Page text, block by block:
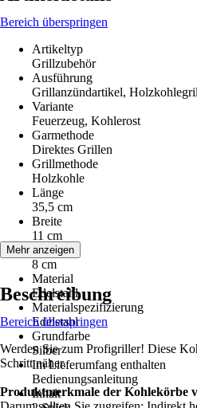
Bereich überspringen
Artikeltyp
Grillzubehör
Ausführung
Grillanzündartikel,
Variante
Feuerzeug, Kohlerost
Garmethode
Direktes Grillen
Grillmethode
Holzkohle
Länge
35,5 cm
Breite
11 cm
Höhe
8 cm
Material
Edelstahl
Materialspezifizierung
Edelstahl
Grundfarbe
Silber
Im Lieferumfang enthalten
Bedienungsanleitung
Inhalt
Mehr anzeigen
Beschreibung
Bereich überspringen
Werden Sie zum Profigriller! Diese
Schritt näher.
Produktmerkmale der Kohlekörbe